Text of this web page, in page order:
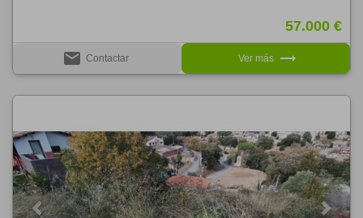
57.000 €
email Contactar Ver más trending_flat
Next